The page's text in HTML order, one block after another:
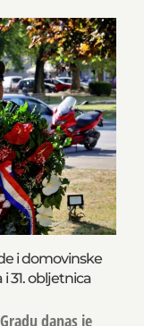
i domovinske
31. obljetnica